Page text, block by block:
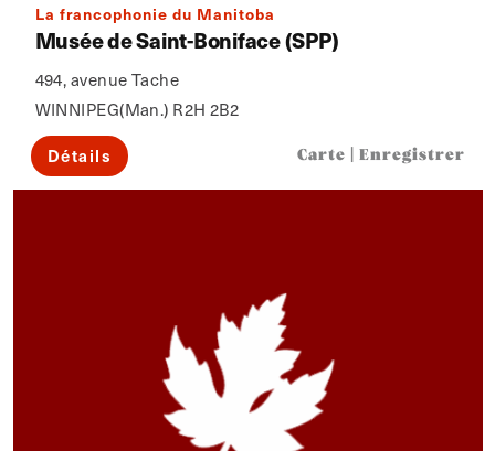
La francophonie du Manitoba
Musée de Saint-Boniface (SPP)
494, avenue Tache
WINNIPEG(Man.) R2H 2B2
Détails Carte Enregistrer